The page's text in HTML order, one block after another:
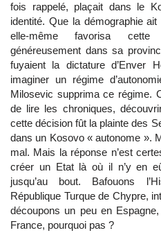
fois rappelé, plaçait dans le
identité. Que la démographie
elle-même favorisa
généreusement dans sa
fuyaient la dictature d’Enver
imaginer un régime
Milosevic supprima ce régime.
de lire les chroniques,
cette décision fût la plainte des
dans un Kosovo « autonome ».
mal. Mais la réponse n’est
créer un Etat là où il n’y en
jusqu’au bout. Bafouons
République Turque de Chypre,
découpons un peu en
France, pourquoi pas ?